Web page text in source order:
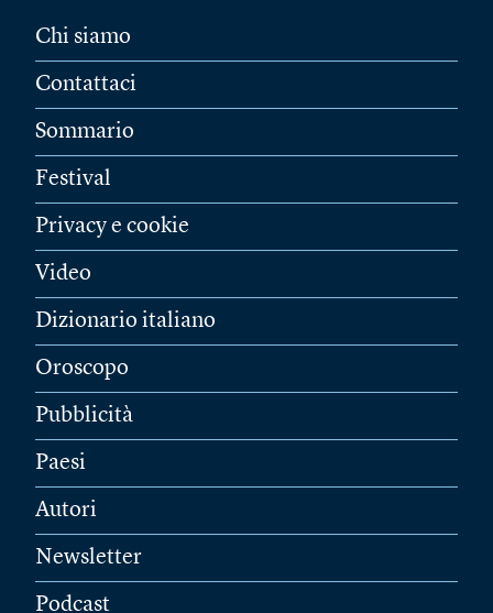
Chi siamo
Contattaci
Sommario
Festival
Privacy e cookie
Video
Dizionario italiano
Oroscopo
Pubblicità
Paesi
Autori
Newsletter
Podcast